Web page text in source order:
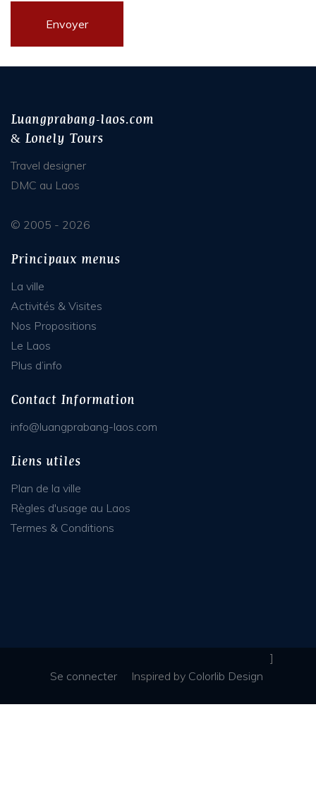
Luangprabang-laos.com
& Lonely Tours
Travel designer
DMC au Laos
© 2005 - 2026
Principaux menus
La ville
Activités & Visites
Nos Propositions
Le Laos
Plus d’info
Contact Information
info@luangprabang-laos.com
Liens utiles
Plan de la ville
Règles d'usage au Laos
Termes & Conditions
Se connecter Inspired by Colorlib Design
]